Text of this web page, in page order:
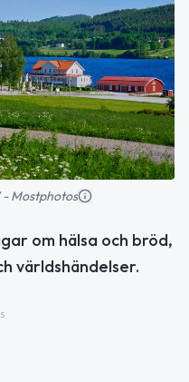
Mostphotos
om hälsa och bröd,
världshändelser.